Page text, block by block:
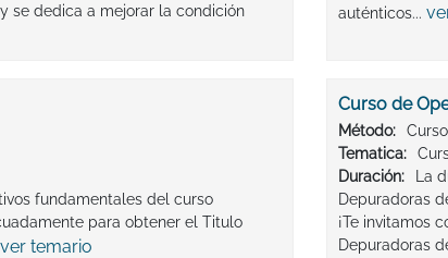
se dedica a mejorar la condición
auténticos...
fundamentales del curso
para obtener el Titulo
ver temario
Curso de
Método:
Tematica:
Duración:
La
Depuradoras
¡Te invitamos
Depuradoras